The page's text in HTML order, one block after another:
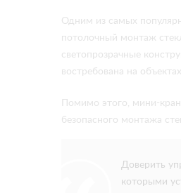
Одним из самых
потолочный монтаж
светопрозрачные
востребована на
Помимо этого, мини-
безопасного монтажа
Доверить
которыми